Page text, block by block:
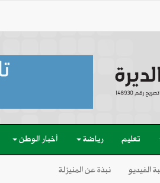
تعليم رياضة أخبار الوطن
الفيديو نبذة عن المنيزلة